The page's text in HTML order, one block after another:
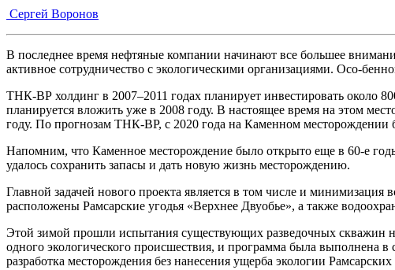
Сергей Воронов
В последнее время нефтяные компании начинают все большее
активное сотрудничество с экологическими организациями. Осо-
ТНК-ВР холдинг в 2007–2011 годах планирует инвестировать около
планируется вложить уже в 2008 году. В настоящее время на этом
году. По прогнозам ТНК-ВР, с 2020 года на Каменном месторождении
Напомним, что Каменное месторождение было открыто еще в 60-е
удалось сохранить запасы и дать новую жизнь месторождению.
Главной задачей нового проекта является в том числе и
расположены Рамсарские угодья «Верхнее Двуобье», а также
Этой зимой прошли испытания существующих разведочных скважин
одного экологического происшествия, и программа была выполнена
разработка месторождения без нанесения ущерба экологии